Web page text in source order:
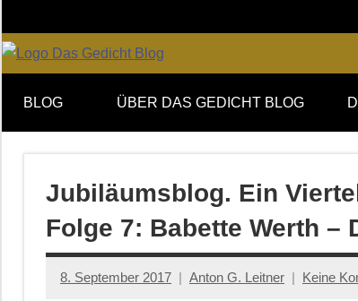
Inhalt
springen
DAS
GEDICHT
blog
von
DAS
GEDICHT.
Zeitschrift
für
Lyrik,
Essay
und
BLOG ÜBER DAS GEDICHT BLOG
Jubiläumsblog. Ein
Folge 7: Babette Werth –
8. September 2017 Anton G. Leitner Keine